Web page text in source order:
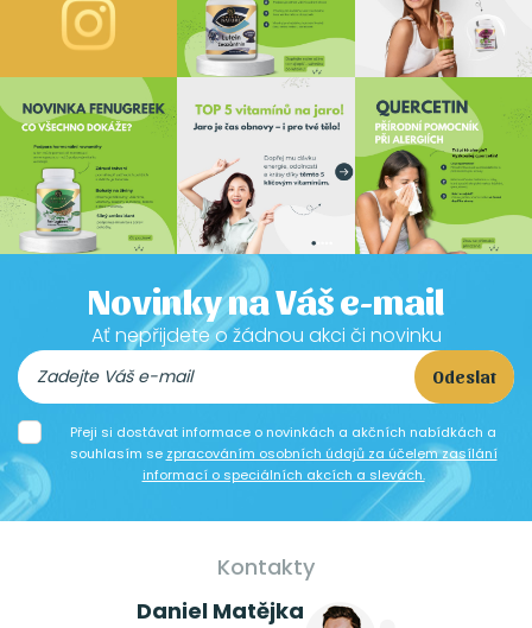
Novinky na Váš e-mail
Ať nepřijdete o žádnou akci či novinku
Odeslat
Přeji si dostávat informace o novinkách a akčních nabídkách a
souhlasím se zpracováním osobních údajů za účelem zasílání
informací o speciálních akcích a slevách.
Kontakty
Daniel Matějka